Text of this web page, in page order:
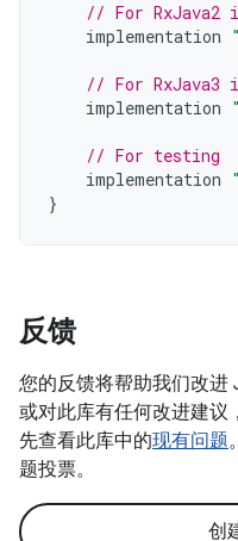
// For RxJava2
implementation
// For RxJava3
implementation
// For testing
implementation
}
反馈
您的反馈将帮助我们改进
或对此库有任何改进建议
先查看此库中的现有问题
题投票。
创